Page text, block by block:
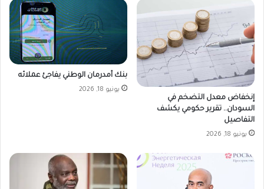
إنخفاض معدل التضخم في
السودان.. تقرير حكومي يكشف
التفاصيل
يونيو 18, 2026
بنك أمدرمان الوطني يفاجئ عملائه
يونيو 18, 2026